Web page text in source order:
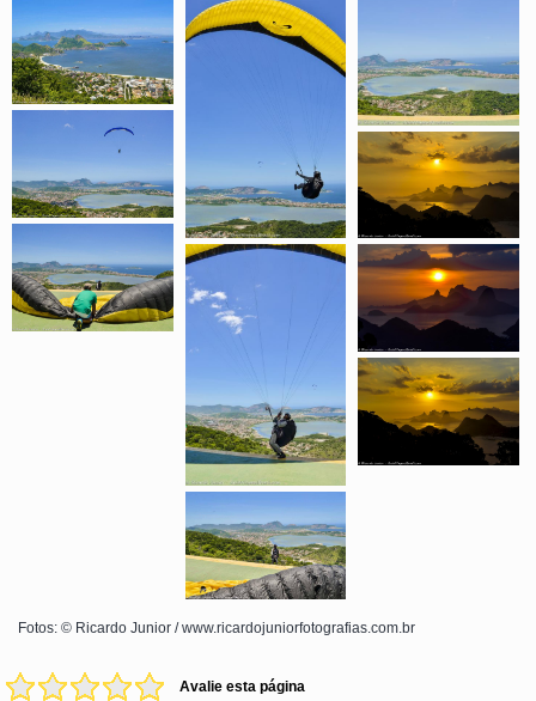
Fotos: © Ricardo Junior / www.ricardojuniorfotografias.com.br
Avalie esta página